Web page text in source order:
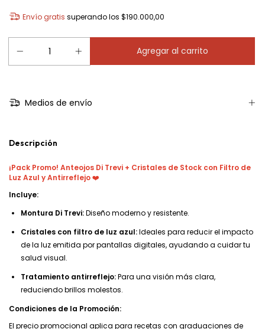
Envío gratis superando los $190.000,00
Medios de envío
Descripción
¡Pack Promo! Anteojos Di Trevi + Cristales de Stock con Filtro de
Luz Azul y Antirreflejo❤️
Incluye:
Montura Di Trevi:Diseño moderno y resistente.
Cristales con filtro de luz azul:Ideales para reducir el impacto
de la luz emitida por pantallas digitales, ayudando a cuidar tu
salud visual.
Tratamiento antirreflejo:Para una visión más clara,
reduciendo brillos molestos.
Condiciones de la Promoción:
El precio promocional aplica para recetas con graduaciones de